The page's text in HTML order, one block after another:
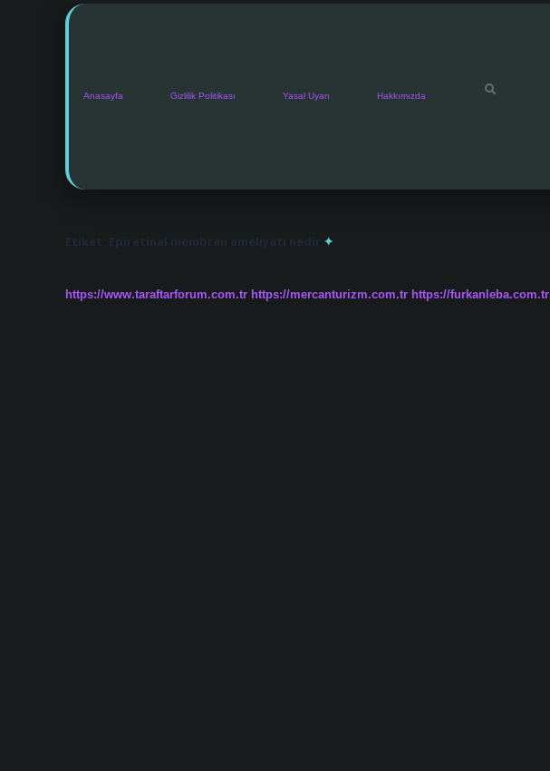
Anasayfa Gizlilik Politikası Yasal Uyarı Hakkımızda
Etiket: Epiretinal membran ameliyatı nedir
https://www.taraftarforum.com.tr https://mercanturizm.com.tr https://furkanleba.com.tr